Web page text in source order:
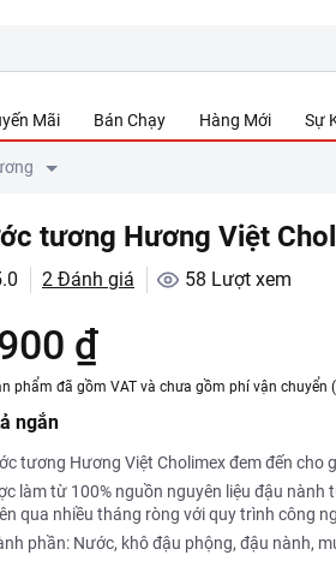
Mãi Bán Chạy Hàng Mới Sự
tương Hương Việt
2 Đánh giá 58 Lượt xem
₫
phẩm đã gồm VAT và chưa gồm phí vận chuyển
ngắn
tương Hương Việt Cholimex đem đến
làm từ 100% nguồn nguyên liệu đậu
qua nhiều tháng ròng với quy trình công
phần: Nước, khô đậu phộng, đậu nành,